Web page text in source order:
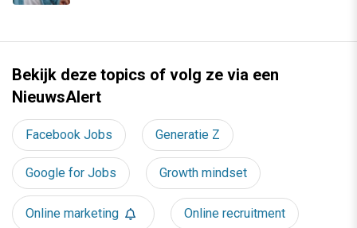
Bekijk deze topics of volg ze via een
NieuwsAlert
Facebook Jobs Generatie Z
Google for Jobs Growth mindset
Online marketing Online recruitment